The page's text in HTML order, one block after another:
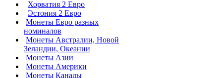
Хорватия 2 Евро
Эстония 2 Евро
Монеты Евро разных
номиналов
Монеты Австралии, Новой
Зеландии, Океании
Монеты Азии
Монеты Америки
Монеты Канады